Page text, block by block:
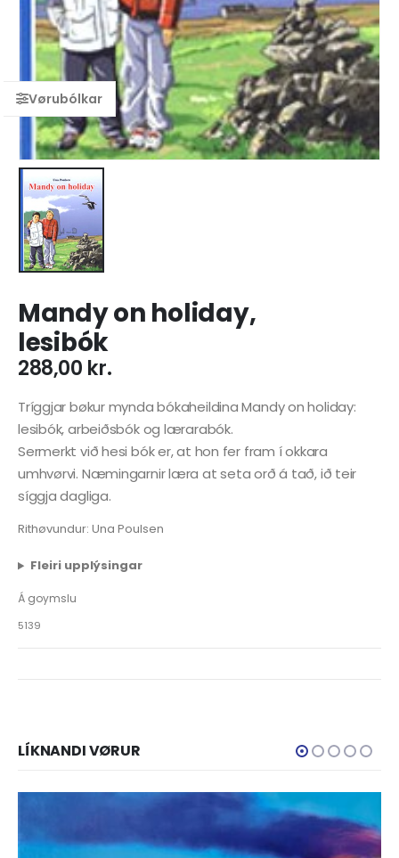
Mandy on holiday,
lesibók
288,00 kr.
Tríggjar bøkur mynda bókaheildina Mandy on holiday:
lesibók, arbeiðsbók og lærarabók.
Sermerkt við hesi bók er, at hon fer fram í okkara
umhvørvi. Næmingarnir læra at seta orð á tað, ið teir
síggja dagliga.
Rithøvundur: Una Poulsen
Fleiri upplýsingar
Á goymslu
5139
LÍKNANDI VØRUR